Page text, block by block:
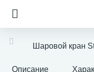
Шаровой кран
Описание